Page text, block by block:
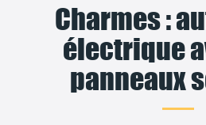
Charmes :
électrique
panneaux